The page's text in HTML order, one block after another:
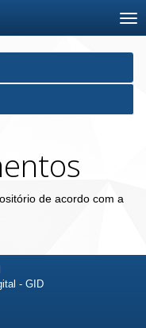
de acordo com a
- GID